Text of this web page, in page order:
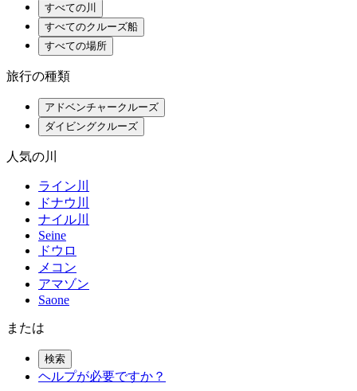
すべての川
すべてのクルーズ船
すべての場所
旅行の種類
アドベンチャークルーズ
ダイビングクルーズ
人気の川
ライン川
ドナウ川
ナイル川
Seine
ドウロ
メコン
アマゾン
Saone
または
検索
ヘルプが必要ですか？